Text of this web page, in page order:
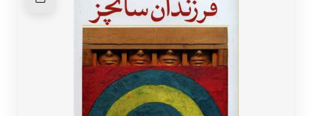
ادبیات ایتالیا
ادبیات روسیه
ادبیات آمریکای لاتین
ادبیات آلمان
ادبیات ترکیه